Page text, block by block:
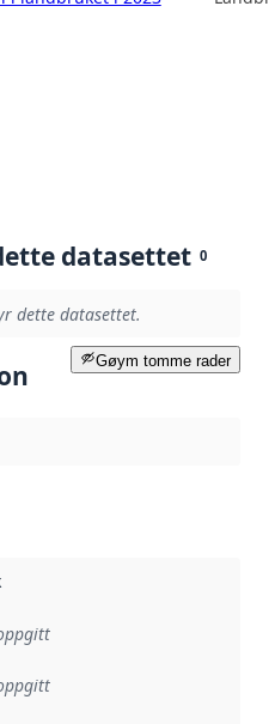
datasettet 0
dette datasettet.
Gøym tomme rader